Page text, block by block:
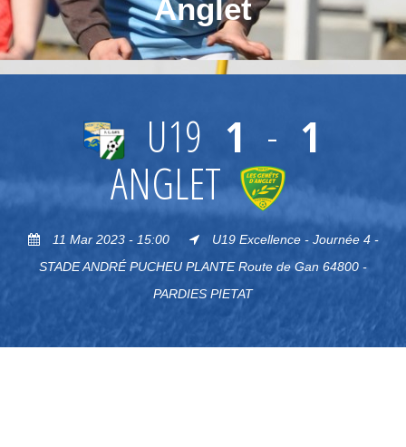
Anglet
U19 1 - 1
ANGLET
11 Mar 2023 - 15:00
U19 Excellence - Journée 4 -
STADE ANDRÉ PUCHEU PLANTE Route de Gan 64800 -
PARDIES PIETAT